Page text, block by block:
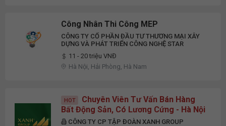
Công Nhân Thi Công MEP
CÔNG TY CỔ PHẦN ĐẦU TƯ THƯƠNG MẠI XÂY
DỰNG VÀ PHÁT TRIỂN CÔNG NGHỆ STAR
11 - 20 triệu VNĐ
Hà Nội, Hải Phòng, Hà Nam
HOT
Chuyên Viên Tư Vấn Bán Hàng
Bất Động Sản, Có Lương Cứng - Hà Nội
CÔNG TY CP TẬP ĐOÀN XANH GROUP